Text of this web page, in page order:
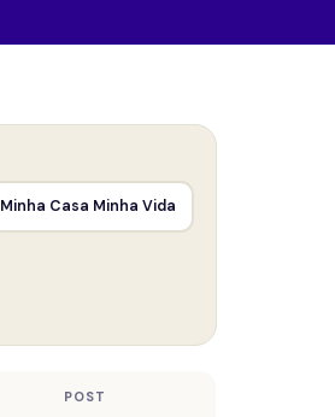
Minha Casa Minha Vida
POST